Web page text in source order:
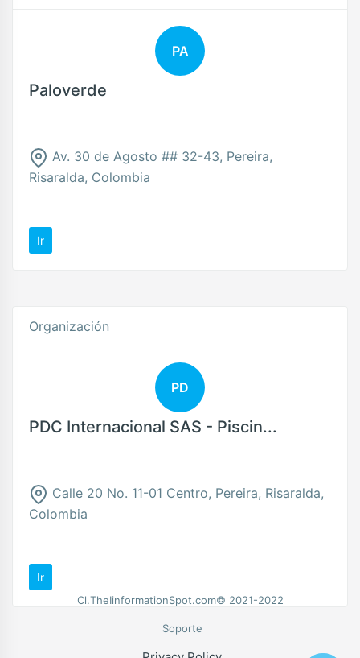
PA
Paloverde
Av. 30 de Agosto ## 32-43, Pereira,
Risaralda, Colombia
Ir
Organización
PD
PDC Internacional SAS - Piscin...
Calle 20 No. 11-01 Centro, Pereira, Risaralda,
Colombia
Ir
Cl.TheIinformationSpot.com© 2021-2022
Soporte